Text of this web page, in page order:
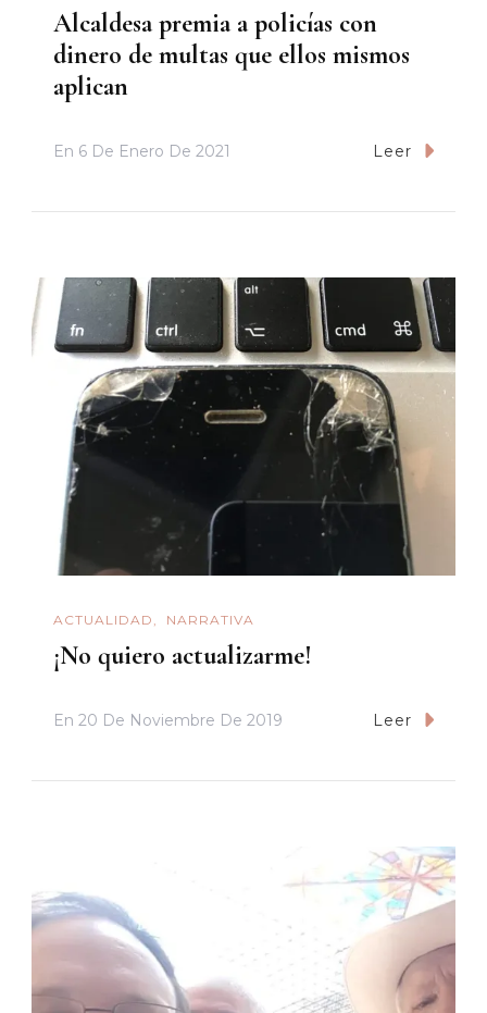
Alcaldesa premia a policías con
dinero de multas que ellos mismos
aplican
En 6 De Enero De 2021 Leer
ACTUALIDAD NARRATIVA
¡No quiero actualizarme!
En 20 De Noviembre De 2019 Leer